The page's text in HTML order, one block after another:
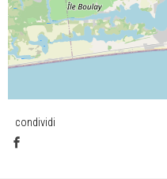
condividi